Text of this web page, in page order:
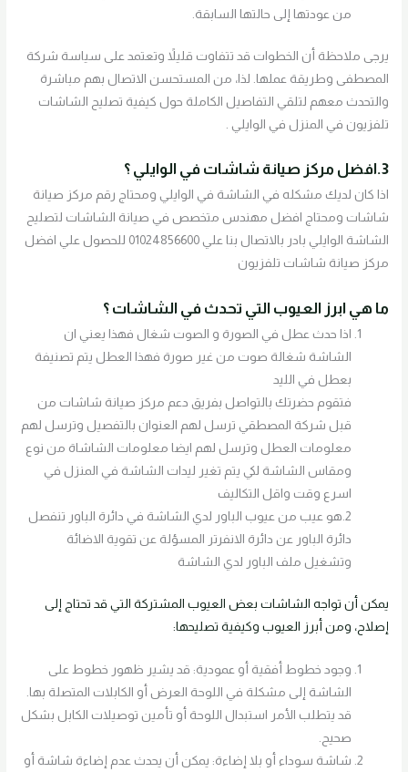
من عودتها إلى حالتها السابقة.
يرجى ملاحظة أن الخطوات قد تتفاوت قليلاً وتعتمد على سياسة شركة
المصطفى وطريقة عملها. لذا، من المستحسن الاتصال بهم مباشرة
والتحدث معهم لتلقي التفاصيل الكاملة حول كيفية تصليح الشاشات
تلفزيون في المنزل في الوايلي .
3.افضل مركز صيانة شاشات في الوايلي ؟
اذا كان لديك مشكله في الشاشة في الوايلي ومحتاج رقم مركز صيانة
شاشات ومحتاج افضل مهندس متخصص في صيانة الشاشات لتصليح
الشاشة الوايلي بادر بالاتصال بنا علي 01024856600 للحصول علي افضل
مركز صيانة شاشات تلفزيون
ما هي ابرز العيوب التي تحدث في الشاشات ؟
اذا حدث عطل في الصورة و الصوت شغال فهذا يعني ان
الشاشة شغالة صوت من غير صورة فهذا العطل يتم تصنيفة
بعطل في الليد
فتقوم حضرتك بالتواصل بفريق دعم مركز صيانة شاشات من
قبل شركة المصطقي ترسل لهم العنوان بالتفصيل وترسل لهم
معلومات العطل وترسل لهم ايضا معلومات الشاشاة من نوع
ومقاس الشاشة لكي يتم تغير ليدات الشاشة في المنزل في
اسرع وقت واقل التكاليف
2.هو عيب من عيوب الباور لدي الشاشة في دائرة الباور تنفصل
دائرة الباور عن دائرة الانفرتر المسؤلة عن تقوية الاضائة
وتشغيل ملف الباور لدي الشاشة
يمكن أن تواجه الشاشات بعض العيوب المشتركة التي قد تحتاج إلى
إصلاح، ومن أبرز العيوب وكيفية تصليحها:
وجود خطوط أفقية أو عمودية: قد يشير ظهور خطوط على
الشاشة إلى مشكلة في اللوحة العرض أو الكابلات المتصلة بها.
قد يتطلب الأمر استبدال اللوحة أو تأمين توصيلات الكابل بشكل
صحيح.
شاشة سوداء أو بلا إضاءة: يمكن أن يحدث عدم إضاءة شاشة أو